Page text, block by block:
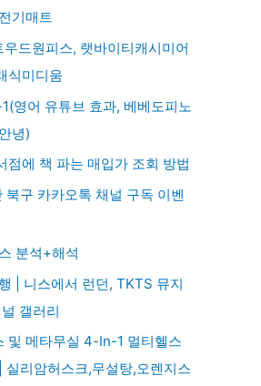
기매트
드원피스, 랫바이티캐시미어
식미디움
영어 유튜브 효과, 베베도피노
녕)
점에 책 파는 매입가 조회 방법
북구 카카오톡 채널 구독 이벤
분석+해석
| 니스에서 런던, TKTS 뮤지
갤러리
및 메타무실 4-In-1 멀티헬스
실리암허스크,무설탕,오렌지스